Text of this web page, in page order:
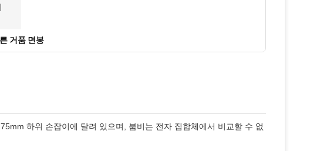
거품 면봉
하위 손잡이에 달려 있으며, 붐비는 전자 집합체에서 비교할 수 없